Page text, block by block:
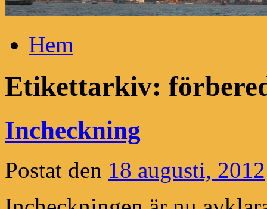
Hoppa
till
innehållHem
Etikettarkiv:
Incheckning
Postat den 18 augusti, 2012